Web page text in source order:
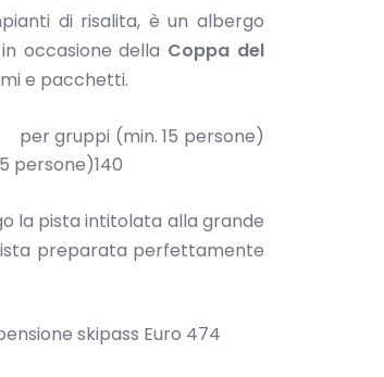
di risalita, è un albergo
occasione della Coppa del
e pacchetti.
per gruppi (min. 15 persone)
persone)140
la pista intitolata alla grande
preparata perfettamente
skipass Euro 474